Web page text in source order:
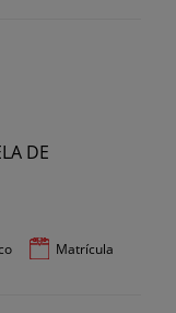
Matrícula